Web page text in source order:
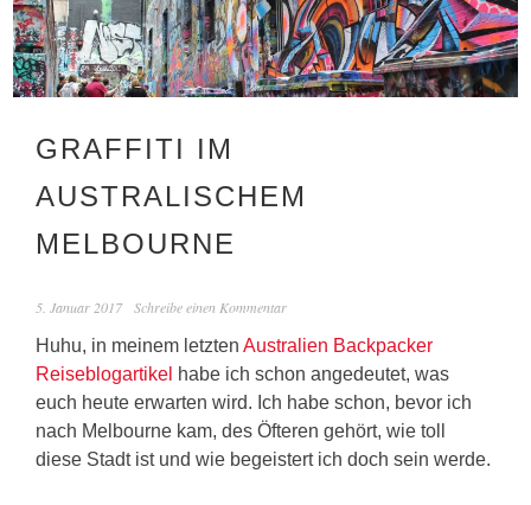
GRAFFITI IM
AUSTRALISCHEM
MELBOURNE
5. Januar 2017 Schreibe einen Kommentar
Huhu, in meinem letztenAustralien Backpacker
Reiseblogartikel habe ich schon angedeutet, was
euch heute erwarten wird. Ich habe schon, bevor ich
nach Melbourne kam, des Öfteren gehört, wie toll
diese Stadt ist und wie begeistert ich doch sein werde.